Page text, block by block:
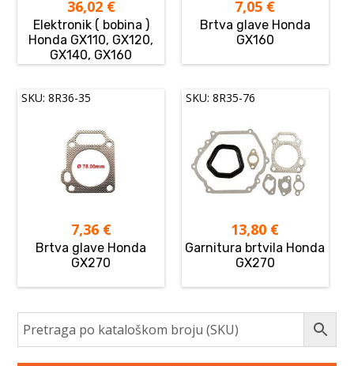
36,02 €
Elektronik ( bobina )
Honda GX110, GX120,
GX140, GX160
7,05 €
Brtva glave Honda
GX160
SKU: 8R36-35
7,36 €
Brtva glave Honda
GX270
SKU: 8R35-76
13,80 €
Garnitura brtvila Honda
GX270